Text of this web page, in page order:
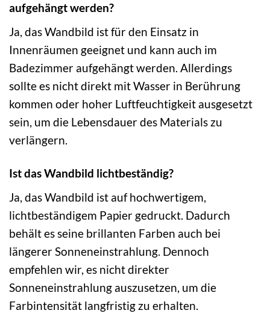
aufgehängt werden?
Ja, das Wandbild ist für den Einsatz in
Innenräumen geeignet und kann auch im
Badezimmer aufgehängt werden. Allerdings
sollte es nicht direkt mit Wasser in Berührung
kommen oder hoher Luftfeuchtigkeit ausgesetzt
sein, um die Lebensdauer des Materials zu
verlängern.
Ist das Wandbild lichtbeständig?
Ja, das Wandbild ist auf hochwertigem,
lichtbeständigem Papier gedruckt. Dadurch
behält es seine brillanten Farben auch bei
längerer Sonneneinstrahlung. Dennoch
empfehlen wir, es nicht direkter
Sonneneinstrahlung auszusetzen, um die
Farbintensität langfristig zu erhalten.